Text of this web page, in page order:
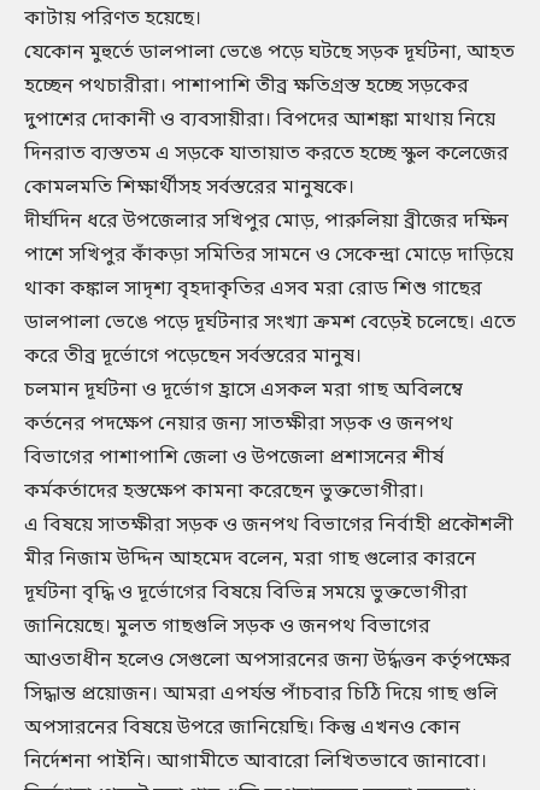
কাটায় পরিণত হয়েছে।
যেকোন মুহুর্তে ডালপালা ভেঙে পড়ে ঘটছে সড়ক দূর্ঘটনা, আহত
হচ্ছেন পথচারীরা। পাশাপাশি তীব্র ক্ষতিগ্রস্ত হচ্ছে সড়কের
দুপাশের দোকানী ও ব্যবসায়ীরা। বিপদের আশঙ্কা মাথায় নিয়ে
দিনরাত ব্যস্ততম এ সড়কে যাতায়াত করতে হচ্ছে স্কুল কলেজের
কোমলমতি শিক্ষার্থীসহ সর্বস্তরের মানুষকে।
দীর্ঘদিন ধরে উপজেলার সখিপুর মোড়, পারুলিয়া ব্রীজের দক্ষিন
পাশে সখিপুর কাঁকড়া সমিতির সামনে ও সেকেন্দ্রা মোড়ে দাড়িয়ে
থাকা কঙ্কাল সাদৃশ্য বৃহদাকৃতির এসব মরা রোড শিশু গাছের
ডালপালা ভেঙে পড়ে দূর্ঘটনার সংখ্যা ক্রমশ বেড়েই চলেছে। এতে
করে তীব্র দূর্ভোগে পড়েছেন সর্বস্তরের মানুষ।
চলমান দূর্ঘটনা ও দূর্ভোগ হ্রাসে এসকল মরা গাছ অবিলম্বে
কর্তনের পদক্ষেপ নেয়ার জন্য সাতক্ষীরা সড়ক ও জনপথ
বিভাগের পাশাপাশি জেলা ও উপজেলা প্রশাসনের শীর্ষ
কর্মকর্তাদের হস্তক্ষেপ কামনা করেছেন ভুক্তভোগীরা।
এ বিষয়ে সাতক্ষীরা সড়ক ও জনপথ বিভাগের নির্বাহী প্রকৌশলী
মীর নিজাম উদ্দিন আহমেদ বলেন, মরা গাছ গুলোর কারনে
দূর্ঘটনা বৃদ্ধি ও দূর্ভোগের বিষয়ে বিভিন্ন সময়ে ভুক্তভোগীরা
জানিয়েছে। মুলত গাছগুলি সড়ক ও জনপথ বিভাগের
আওতাধীন হলেও সেগুলো অপসারনের জন্য উর্দ্ধত্তন কর্তৃপক্ষের
সিদ্ধান্ত প্রয়োজন। আমরা এপর্যন্ত পাঁচবার চিঠি দিয়ে গাছ গুলি
অপসারনের বিষয়ে উপরে জানিয়েছি। কিন্তু এখনও কোন
নির্দেশনা পাইনি। আগামীতে আবারো লিখিতভাবে জানাবো।